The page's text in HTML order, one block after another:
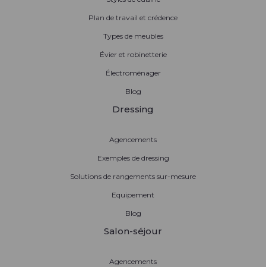
Plan de travail et crédence
Types de meubles
Évier et robinetterie
Électroménager
Blog
Dressing
Agencements
Exemples de dressing
Solutions de rangements sur-mesure
Equipement
Blog
Salon-séjour
Agencements